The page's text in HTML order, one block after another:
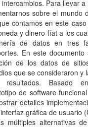
Para llevar
sobre el mundo
contamos en este
y dinero fíat a los
de datos en tres
En este documento
de los datos de
que se consideraron y
Basado
de software
detalles
gráfica de usuario
múltiples alternativas